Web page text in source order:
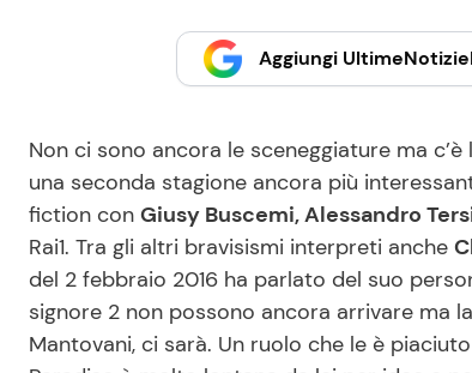
Aggiungi
Non ci sono ancora le sceneggiature ma
una seconda stagione ancora più
fiction con Giusy Buscemi, Alessandro
Rai1. Tra gli altri bravisismi interpreti anche
del 2 febbraio 2016 ha parlato del suo
signore 2 non possono ancora arrivare ma
Mantovani, ci sarà. Un ruolo che le è